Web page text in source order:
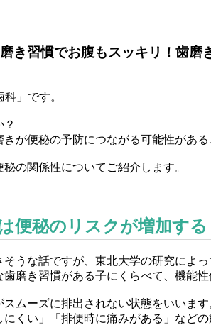
き習慣でお腹もスッキリ！歯磨
」です。
が便秘の予防につながる可能性がある
の関係性についてご紹介します。
便秘のリスクが増加する
うな話ですが、東北大学の研究によ
磨き習慣がある子にくらべて、機能
ムーズに排出されない状態をいいます
くい」「排便時に痛みがある」などの